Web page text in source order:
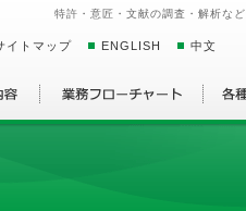
特許・意匠・文献の調査・解析な
イトマップ ENGLISH 中文